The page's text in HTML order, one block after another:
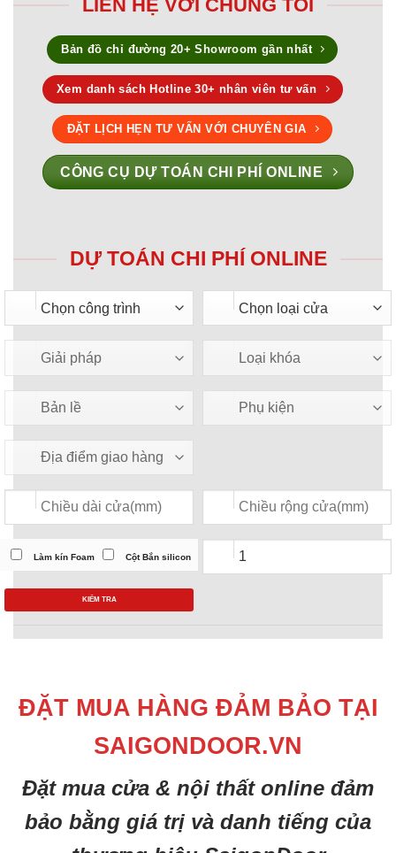
LIÊN HỆ VỚI CHÚNG TÔI
Bản đồ chỉ đường 20+ Showroom gần nhất
Xem danh sách Hotline 30+ nhân viên tư vấn
ĐẶT LỊCH HẸN TƯ VẤN VỚI CHUYÊN GIA
CÔNG CỤ DỰ TOÁN CHI PHÍ ONLINE
DỰ TOÁN CHI PHÍ ONLINE
Làm kín Foam Cột Bắn silicon
KIỂM TRA
ĐẶT MUA HÀNG ĐẢM BẢO TẠI
SAIGONDOOR.VN
Đặt mua cửa & nội thất online đảm
bảo bằng giá trị và danh tiếng của